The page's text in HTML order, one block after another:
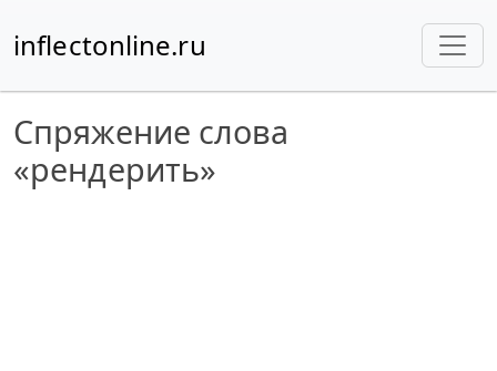
inflectonline.ru
Спряжение слова
«рендерить»